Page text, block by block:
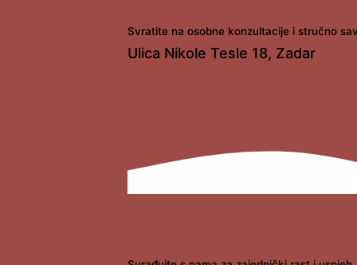
Svratite na osobne konzultacije i stručno
Ulica Nikole Tesle 18, Zadar